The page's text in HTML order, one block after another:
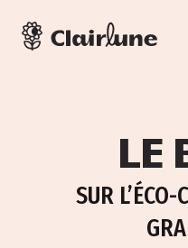
LE
SUR